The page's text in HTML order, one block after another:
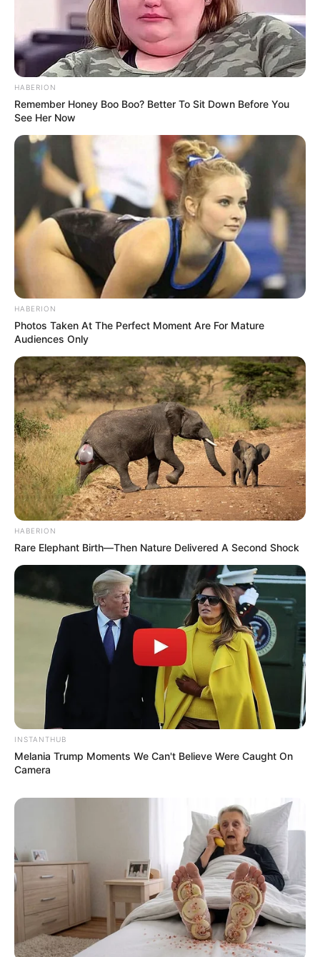
HABERION
Remember Honey Boo Boo? Better To Sit Down Before You
See Her Now
HABERION
Photos Taken At The Perfect Moment Are For Mature
Audiences Only
HABERION
Rare Elephant Birth—Then Nature Delivered A Second Shock
INSTANTHUB
Melania Trump Moments We Can't Believe Were Caught On
Camera